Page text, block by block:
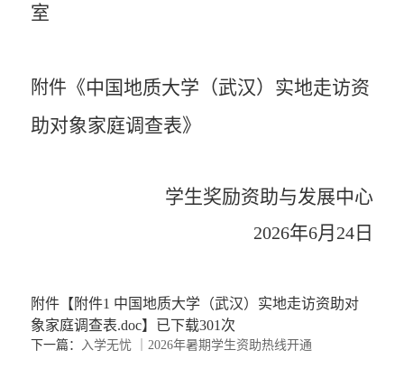
室
附件 《中国地质大学（武汉）实地走访资
助对象家庭调查表》
学生奖励资助与发展中心
2026年6月 24日
附件【 附件1 中国地质大学（武汉）实地走访资助对
象家庭调查表.doc】已下载301 次
下一篇： 入学无忧 ｜2026年暑期学生资助热线开通